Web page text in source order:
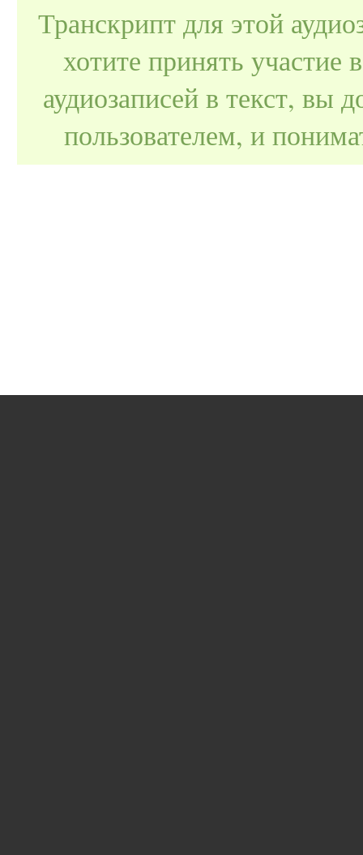
Транскрипт для этой
хотите принять
аудиозаписей в текст, вы
пользователем, и